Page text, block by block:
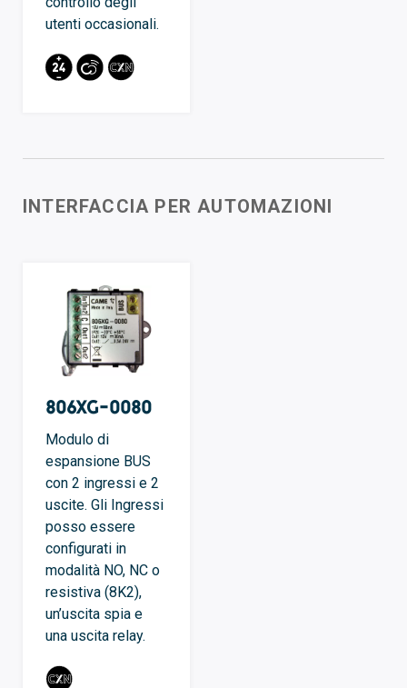
utenti occasionali.
INTERFACCIA PER AUTOMAZIONI
806XG-0080
Modulo di
espansione BUS
con 2 ingressi e 2
uscite. Gli Ingressi
posso essere
configurati in
modalità NO, NC o
resistiva (8K2),
un’uscita spia e
una uscita relay.